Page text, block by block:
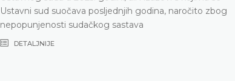
Ustavni sud suočava posljednjih godina, naročito zbog
nepopunjenosti sudačkog sastava
DETALJNIJE